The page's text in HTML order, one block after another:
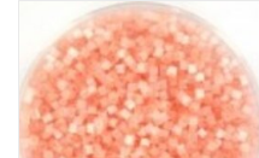
Miyuki delica 11/0 silk satin
salmon DB825
TOEVOEGEN AAN
WINKELWAGEN